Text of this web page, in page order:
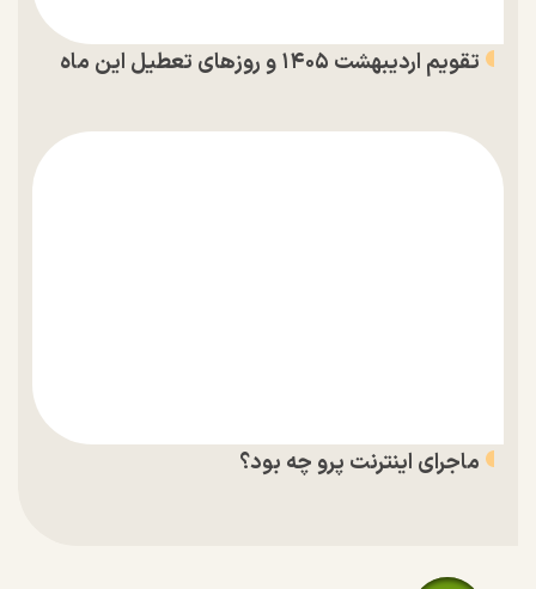
تقویم اردیبهشت ۱۴۰۵ و روز‌های تعطیل این ماه
ماجرای اینترنت پرو چه بود؟